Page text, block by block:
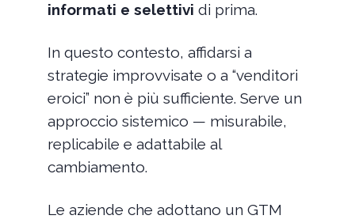
informati e selettivi di prima.
In questo contesto, affidarsi a
strategie improvvisate o a “venditori
eroici” non è più sufficiente. Serve un
approccio sistemico — misurabile,
replicabile e adattabile al
cambiamento.
Le aziende che adottano un GTM